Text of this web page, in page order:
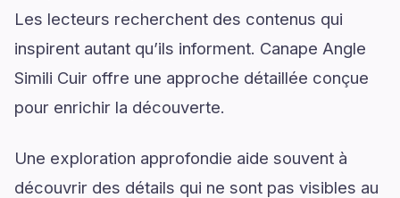
Les lecteurs recherchent des contenus qui
inspirent autant qu’ils informent. Canape Angle
Simili Cuir offre une approche détaillée conçue
pour enrichir la découverte.
Une exploration approfondie aide souvent à
découvrir des détails qui ne sont pas visibles au